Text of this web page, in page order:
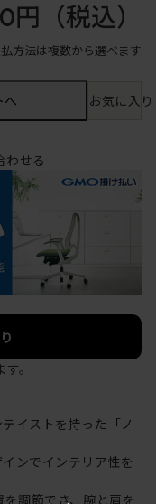
円 （税込）
方法は複数から選べます
へ お気に入
わせる
。
イストを持った「ノ
ンでインテリア性を
調節でき、腕と肩を